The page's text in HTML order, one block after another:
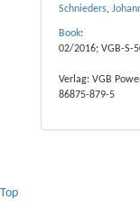
Schnieders,
Book:
02/2016; VGB-S-
Verlag: VGB
86875-879-5
Top